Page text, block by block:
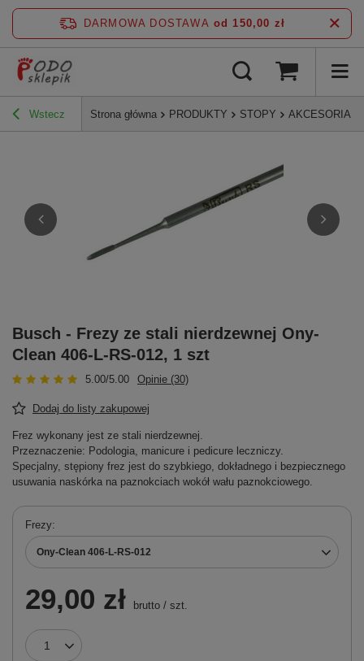
DARMOWA DOSTAWA od 150,00 zł
Wstecz Strona główna PRODUKTY STOPY AKCESORIA
Busch - Frezy ze stali nierdzewnej Ony-
Clean 406-L-RS-012, 1 szt
5.00/5.00 Opinie (30)
Dodaj do listy zakupowej
Frez wykonany jest ze stali nierdzewnej.
Przeznaczenie: Podologia, manicure i pedicure leczniczy.
Specjalny, stępiony frez jest do szybkiego, dokładnego i bezpiecznego
usuwania naskórka na paznokciach wokół wału paznokciowego.
Frezy
Ony-Clean 406-L-RS-012
29,00 zł brutto / szt.